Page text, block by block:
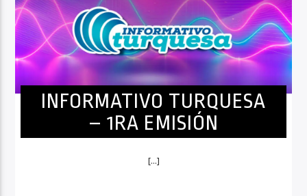
INFORMATIVO TURQUESA
– 1RA EMISIÓN
[...]